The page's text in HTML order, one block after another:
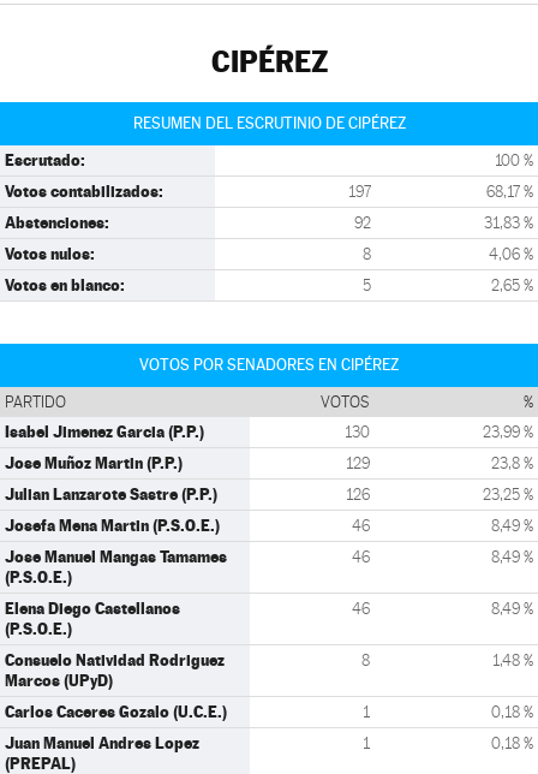
CIPÉREZ
RESUMEN DEL ESCRUTINIO DE CIPÉREZ
Escrutado: 100 %
Votos contabilizados: 197 68,17 %
Abstenciones: 92 31,83 %
Votos nulos: 8 4,06 %
Votos en blanco: 5 2,65 %
VOTOS POR SENADORES EN CIPÉREZ
PARTIDO VOTOS %
Isabel Jimenez Garcia (P.P.) 130 23,99 %
Jose Muñoz Martin (P.P.) 129 23,8 %
Julian Lanzarote Sastre (P.P.) 126 23,25 %
Josefa Mena Martin (P.S.O.E.) 46 8,49 %
Jose Manuel Mangas Tamames
(P.S.O.E.)
46 8,49 %
Elena Diego Castellanos
(P.S.O.E.)
46 8,49 %
Consuelo Natividad Rodriguez
Marcos (UPyD)
8 1,48 %
Carlos Caceres Gozalo (U.C.E.) 1 0,18 %
Juan Manuel Andres Lopez
(PREPAL)
1 0,18 %